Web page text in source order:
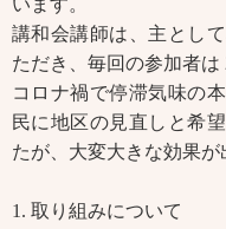
います。
講和会講師は、主とし
ただき、毎回の参加者は
コロナ禍で停滞気味の
民に地区の見直しと希
たが、大変大きな効果が
1. 取り組みについて